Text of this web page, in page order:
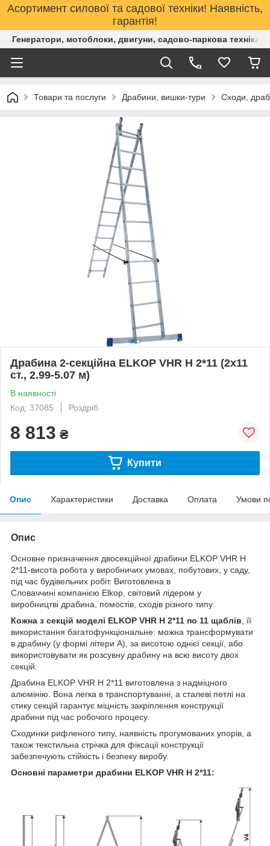
Асортимент силової та садової техніки! Наявність,
гарантія!
Генератори, мотоблоки, двигуни, садово-паркова техніка.
Товари та послуги Драбини, вишки-тури Сходи,
Драбина 2-секційна ELKOP VHR H 2*11 (2х11
ст., 2.99-5.07 м)
В наявності
Код: 37085
Роздріб
8 813 ₴
Купити
Опис Характеристики Доставка Оплата Умови
Опис
Основне призначення двосекційної драбини ELKOP VHR H
2*11-висота робота у виробничих умовах, побутових, у саду,
під час будівельних робіт. Виготовлена в
Словаччині компанією Elkop, світовий лідером у
виробництві драбина, помостів, сходів різного типу.
Кожна з секцій моделі ELKOP VHR H 2*11 по 11 щаблів , її
використання багатофункціональне: можна трансформувати
в драбину (у формі літери А), за висотою однієї секції, або
використовувати як розсувну драбину на всю висоту двох
секцій.
Драбина ELKOP VHR H 2*11 виготовлена з надміцного
алюмінію. Вона легка в транспортуванні, а сталеві петлі на
стику секцій гарантує міцність закріплення конструкції
драбини під час робочого процесу.
Сходинки рифленого типу, наявність прогумованих упорів, а
також текстильна стрічка для фіксації конструкції
забезпечують стійкість і безпеку виробу.
Основні параметри драбини ELKOP VHR H 2*11: